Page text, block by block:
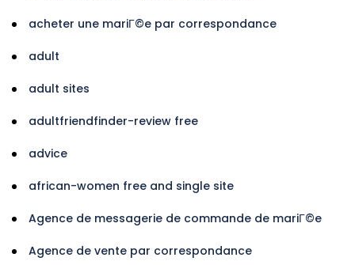
acheter une mariГ©e par correspondance
adult
adult sites
adultfriendfinder-review free
advice
african-women free and single site
Agence de messagerie de commande de mariГ©e
Agence de vente par correspondance